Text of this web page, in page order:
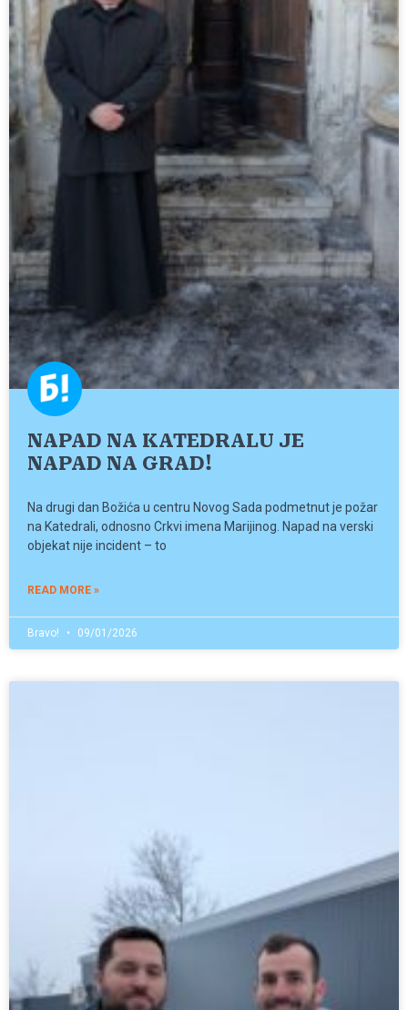
NAPAD NA KATEDRALU JE
NAPAD NA GRAD!
Na drugi dan Božića u centru Novog Sada podmetnut je požar
na Katedrali, odnosno Crkvi imena Marijinog. Napad na verski
objekat nije incident – to
READ MORE »
Bravo! 09/01/2026